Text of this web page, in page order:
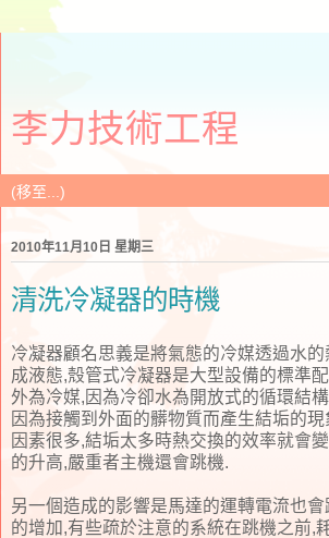
李力技術工程
2010年11月10日 星期三
清洗冷凝器的時機
冷凝器顧名思義是將氣態的冷媒透過水
成液態,殼管式冷凝器是大型設備的標準
外為冷媒,因為冷卻水為開放式的循環結
因為接觸到外面的髒物質而產生結垢的
因素很多,結垢太多時熱交換的效率就會
的升高,嚴重者主機還會跳機.
另一個造成的影響是馬達的運轉電流也
的增加,有些疏於注意的系統在跳機之前,